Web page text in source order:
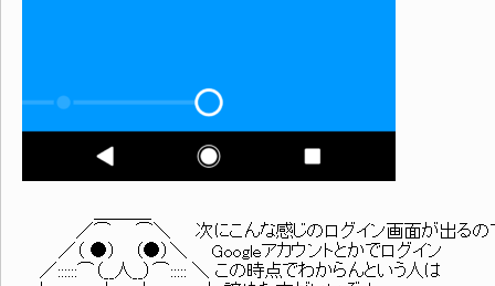
／⌒ ⌒＼ 次にこんな感じのログイン画面が出るの
／（ ●） （●）＼ Googleアカウントとかでログイン
／::::::⌒（__人__）⌒::::: ＼ この時点でわからんという人は